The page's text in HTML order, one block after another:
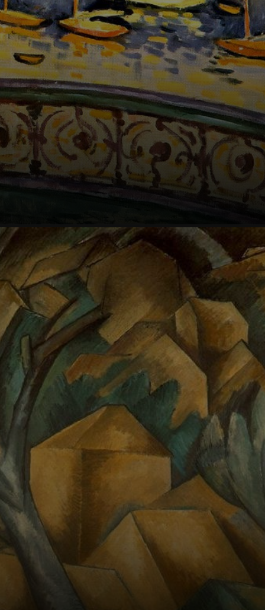
Com o Fauvismo,
Braque descobriu
a liberdade da cor
e da
orquestração. Sua
arte começou a
vibrar.